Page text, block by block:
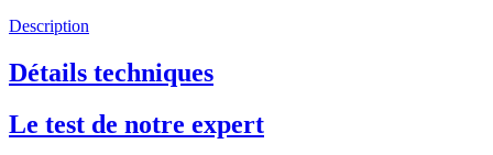
Description
Détails techniques
Le test de notre expert